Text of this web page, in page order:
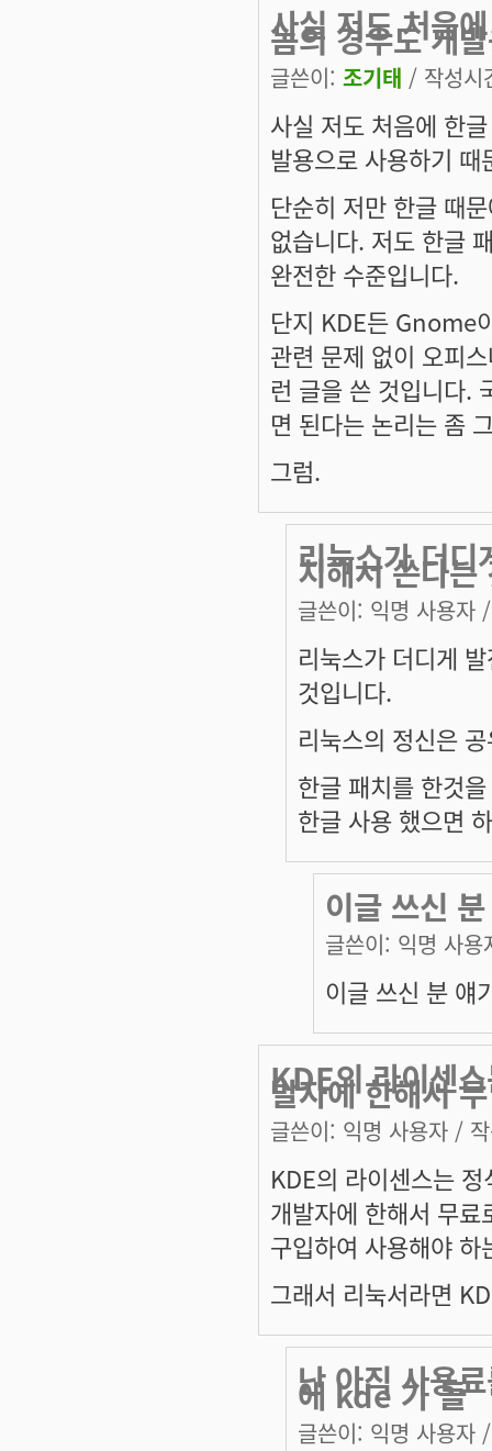
사실 저도 처음
놈의 경우도 개
글쓴이: 조기태 / 작성
사실 저도 처음에 한
발용으로 사용하기
단순히 저만 한글 때
없습니다. 저도 한글
완전한 수준입니다.
단지 KDE든 Gnome
관련 문제 없이 오피
런 글을 쓴 것입니다.
면 된다는 논리는 좀
그럼.
리눅스가 더
치해서 쓴다는
글쓴이: 익명 사용자
리눅스가 더디게
것입니다.
리눅스의 정신은
한글 패치를 한것
한글 사용 했으면
이글 쓰신
글쓴이: 익명 사용
이글 쓰신 분 얘
KDE의 라이센
발자에 한해서 무
글쓴이: 익명 사용자 /
KDE의 라이센스는
개발자에 한해서 무
구입하여 사용해야
그래서 리눅서라면
난 아직 사용
에 kde 가 들
글쓴이: 익명 사용자